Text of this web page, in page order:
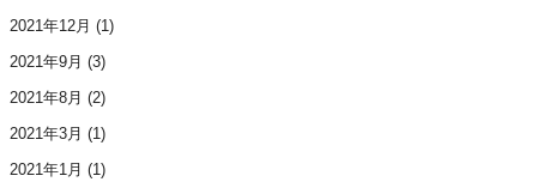
2021年12月 (1)
2021年9月 (3)
2021年8月 (2)
2021年3月 (1)
2021年1月 (1)